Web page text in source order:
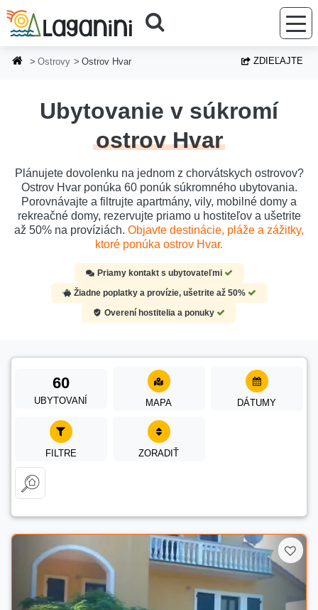
Prejsť na hlavný obsah
Ostrovy Ostrov Hvar ZDIEĽAJTE
Ubytovanie v súkromí
ostrov Hvar
Plánujete dovolenku na jednom z chorvátskych ostrovov?
Ostrov Hvar ponúka 60 ponúk súkromného ubytovania.
Porovnávajte a filtrujte apartmány, vily, mobilné domy a
rekreačné domy, rezervujte priamo u hostiteľov a ušetrite
až 50% na províziách. Objavte destinácie, pláže a zážitky,
ktoré ponúka ostrov Hvar.
Priamy kontakt s ubytovateľmi
Žiadne poplatky a provízie, ušetrite až 50%
Overení hostitelia a ponuky
60
UBYTOVANÍ MAPA DÁTUMY
FILTRE ZORADIŤ